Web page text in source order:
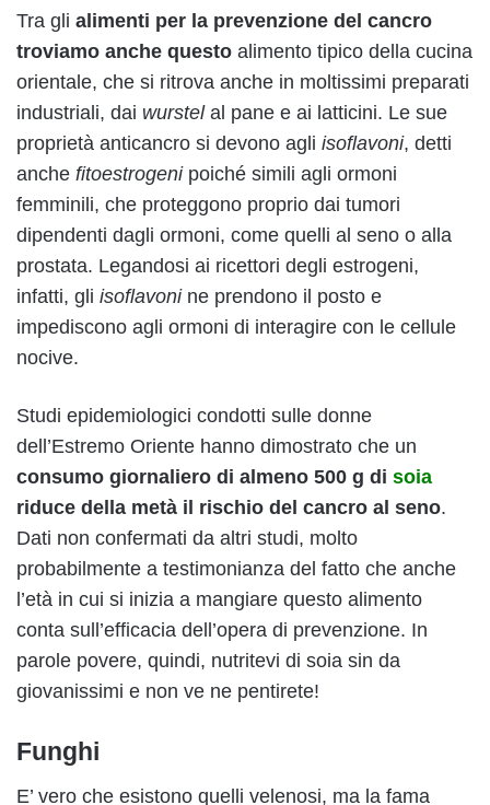
Tra gli alimenti per la prevenzione del cancro
troviamo anche questo alimento tipico della cucina
orientale, che si ritrova anche in moltissimi preparati
industriali, dai wurstelal pane e ai latticini. Le sue
proprietà anticancro si devono agli isoflavoni, detti
anche fitoestrogeni poiché simili agli ormoni
femminili, che proteggono proprio dai tumori
dipendenti dagli ormoni, come quelli al seno o alla
prostata. Legandosi ai ricettori degli estrogeni,
infatti, gli isoflavonine prendono il posto e
impediscono agli ormoni di interagire con le cellule
nocive.
Studi epidemiologici condotti sulle donne
dell’Estremo Oriente hanno dimostrato che un
consumo giornaliero di almeno 500 g di soia
riduce della metà il rischio del cancro al seno.
Dati non confermati da altri studi, molto
probabilmente a testimonianza del fatto che anche
l’età in cui si inizia a mangiare questo alimento
conta sull’efficacia dell’opera di prevenzione. In
parole povere, quindi, nutritevi di soia sin da
giovanissimi e non ve ne pentirete!
Funghi
E’ vero che esistono quelli velenosi, ma la fama